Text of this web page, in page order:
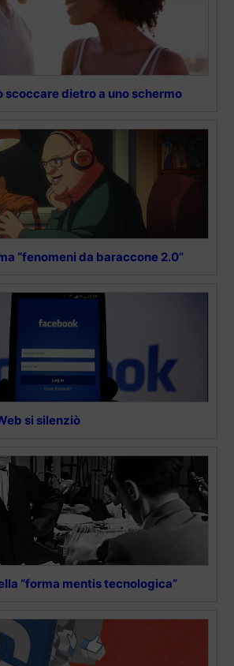
scoccare dietro a uno schermo
“fenomeni da baraccone 2.0”
si silenziò
“forma mentis tecnologica”